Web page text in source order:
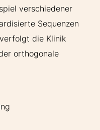
verschiedener
Sequenzen
die Klinik
orthogonale